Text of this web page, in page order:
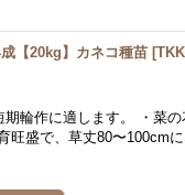
【20kg】カネコ種苗 [
輪作に適します。 ・菜
旺盛で、草丈80〜100cm